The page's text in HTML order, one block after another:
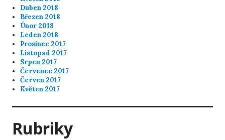
Duben 2018
Březen 2018
Únor 2018
Leden 2018
Prosinec 2017
Listopad 2017
Srpen 2017
Červenec 2017
Červen 2017
Květen 2017
Rubriky